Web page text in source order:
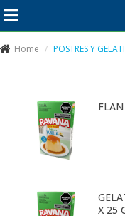
Home POSTRES Y
X 25